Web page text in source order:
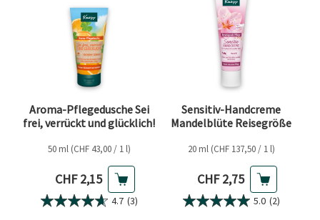
Aroma-Pflegedusche Sei
frei, verrückt und glücklich!
50 ml (CHF 43,00 / 1 l)
Aktueller Preis
CHF 2,15
4.7 (3)
Sensitiv-Handcreme
Mandelblüte Reisegröße
20 ml (CHF 137,50 / 1 l)
Aktueller Preis
CHF 2,75
5.0 (2)